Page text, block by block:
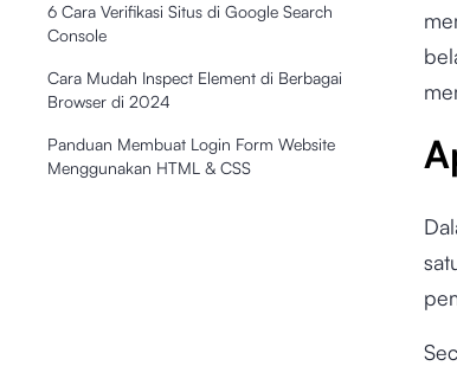
6 Cara Verifikasi Situs di Google Search
Console
Cara Mudah Inspect Element di Berbagai
Browser di 2024
Panduan Membuat Login Form Website
Menggunakan HTML & CSS